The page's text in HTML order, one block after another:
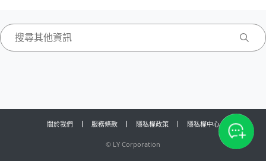
關於我們 服務條款 隱私權政策 隱私權中心
© LY Corporation